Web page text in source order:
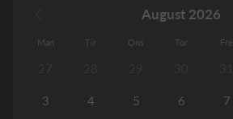
August 2026
Man Tir Ons Tor Fre
3 4 5 6 7